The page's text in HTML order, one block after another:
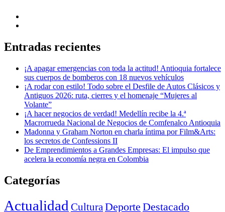
Entradas recientes
¡A apagar emergencias con toda la actitud! Antioquia fortalece
sus cuerpos de bomberos con 18 nuevos vehículos
¡A rodar con estilo! Todo sobre el Desfile de Autos Clásicos y
Antiguos 2026: ruta, cierres y el homenaje “Mujeres al
Volante”
¡A hacer negocios de verdad! Medellín recibe la 4.ª
Macrorrueda Nacional de Negocios de Comfenalco Antioquia
Madonna y Graham Norton en charla íntima por Film&Arts:
los secretos de Confessions II
De Emprendimientos a Grandes Empresas: El impulso que
acelera la economía negra en Colombia
Categorías
Actualidad Cultura Deporte Destacado